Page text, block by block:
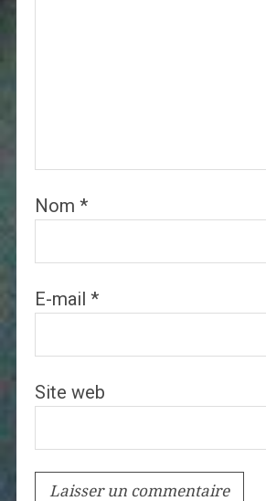
Nom *
E-mail *
Site web